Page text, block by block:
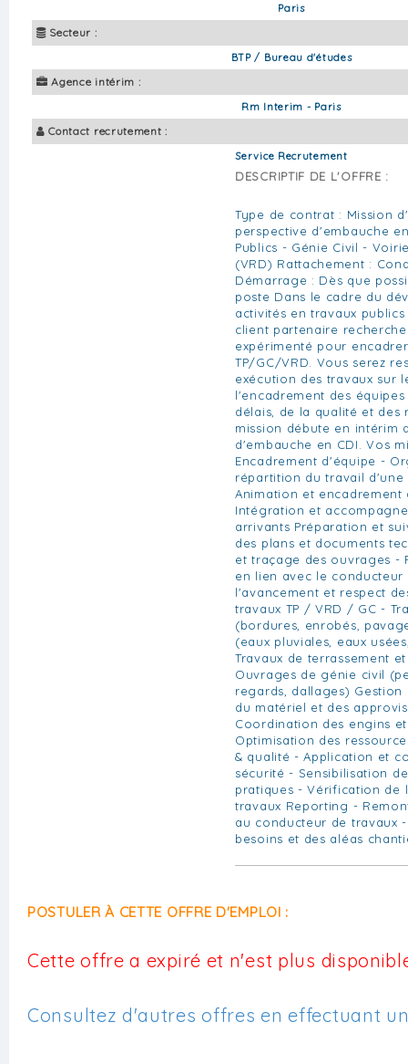
Paris
Secteur :
BTP / Bureau d'études
Agence intérim :
Rm Interim - Paris
Contact recrutement :
Service Recrutement
DESCRIPTIF DE L'OFFRE :
Type de contrat : Mission
perspective d'embauche
Publics - Génie Civil -
(VRD) Rattachement :
Démarrage : Dès que
poste Dans le cadre du
activités en travaux
client partenaire
expérimenté pour
TP/GC/VRD. Vous serez
exécution des travaux sur
l'encadrement des
délais, de la qualité et des
mission débute en intérim
d'embauche en CDI. Vos
Encadrement d'équipe -
répartition du travail
Animation et
Intégration et
arrivants Préparation et
des plans et documents
et traçage des ouvrages -
en lien avec le
l'avancement et respect
travaux TP / VRD / GC -
(bordures, enrobés,
(eaux pluviales, eaux
Travaux de terrassement
Ouvrages de génie civil
regards, dallages)
du matériel et des
Coordination des engins
Optimisation des
& qualité - Application et
sécurité - Sensibilisation
pratiques - Vérification de
travaux Reporting -
au conducteur de travaux
besoins et des aléas
POSTULER À CETTE OFFRE D'EMPLOI :
Cette offre a expiré et n'est plus
Consultez d'autres offres en effectuant